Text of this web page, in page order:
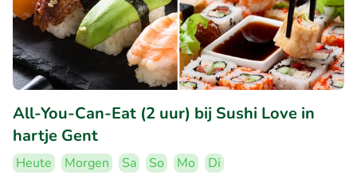
All-You-Can-Eat (2 uur) bij Sushi Love in
hartje Gent
Heute Morgen Sa So Mo
Di